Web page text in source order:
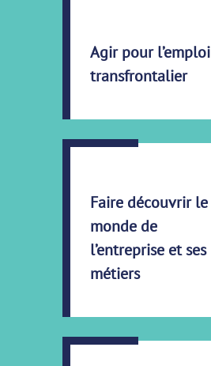
Agir pour l’emploi
transfrontalier
Faire découvrir le
monde de
l’entreprise et ses
métiers